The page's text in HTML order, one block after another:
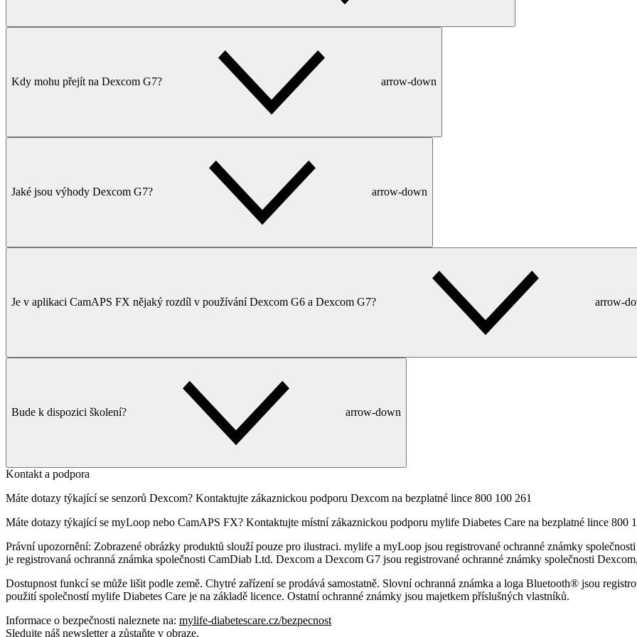
Kdy mohu přejít na Dexcom G7? arrow-down
Jaké jsou výhody Dexcom G7? arrow-down
Je v aplikaci CamAPS FX nějaký rozdíl v používání Dexcom G6 a Dexcom G7? arrow-
Bude k dispozici školení? arrow-down
Kontakt a podpora
Máte dotazy týkající se senzorů Dexcom? Kontaktujte zákaznickou podporu Dexcom na bezplatné lince 800 100 261
Máte dotazy týkající se myLoop nebo CamAPS FX? Kontaktujte místní zákaznickou podporu mylife Diabetes Care na bezplatné lince 800
Právní upozornění: Zobrazené obrázky produktů slouží pouze pro ilustraci. mylife a myLoop jsou registrované ochranné známky
je registrovaná ochranná známka společnosti CamDiab Ltd. Dexcom a Dexcom G7 jsou registrované ochranné známky společnosti
Dostupnost funkcí se může lišit podle země. Chytré zařízení se prodává samostatně. Slovní ochranná známka a loga Bluetooth® jsou
použití společností mylife Diabetes Care je na základě licence. Ostatní ochranné známky jsou majetkem příslušných vlastníků.
Informace o bezpečnosti naleznete na: mylife-diabetescare.cz/bezpecnost
Sledujte náš newsletter a zůstaňte v obraze.